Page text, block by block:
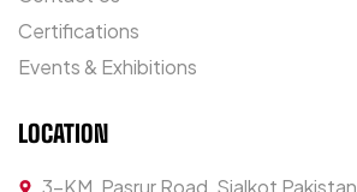
Certifications
Events & Exhibitions
LOCATION
3-KM, Pasrur Road, Sialkot Pakistan.